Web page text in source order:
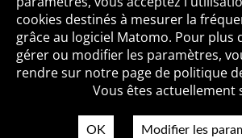
Qui sommes-nous ? Mentions
Politique de confidentialité
cookies destinés à mesurer la
grâce au logiciel Matomo. Pour plus
gérer ou modifier les paramètres,
rendre sur notre page de politique
Vous êtes actuellement
OK Modifier les